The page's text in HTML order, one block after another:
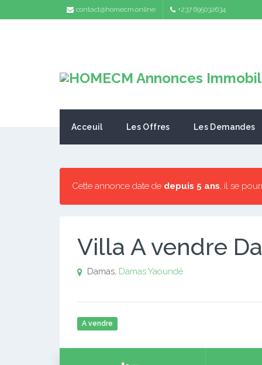
contact@homecm.online +237 695032634
Acceuil Les Offres Les Demandes
Cette annonce date de depuis 5 ans, il se
Villa A vendre
Damas, DamasYaoundé
A vendre